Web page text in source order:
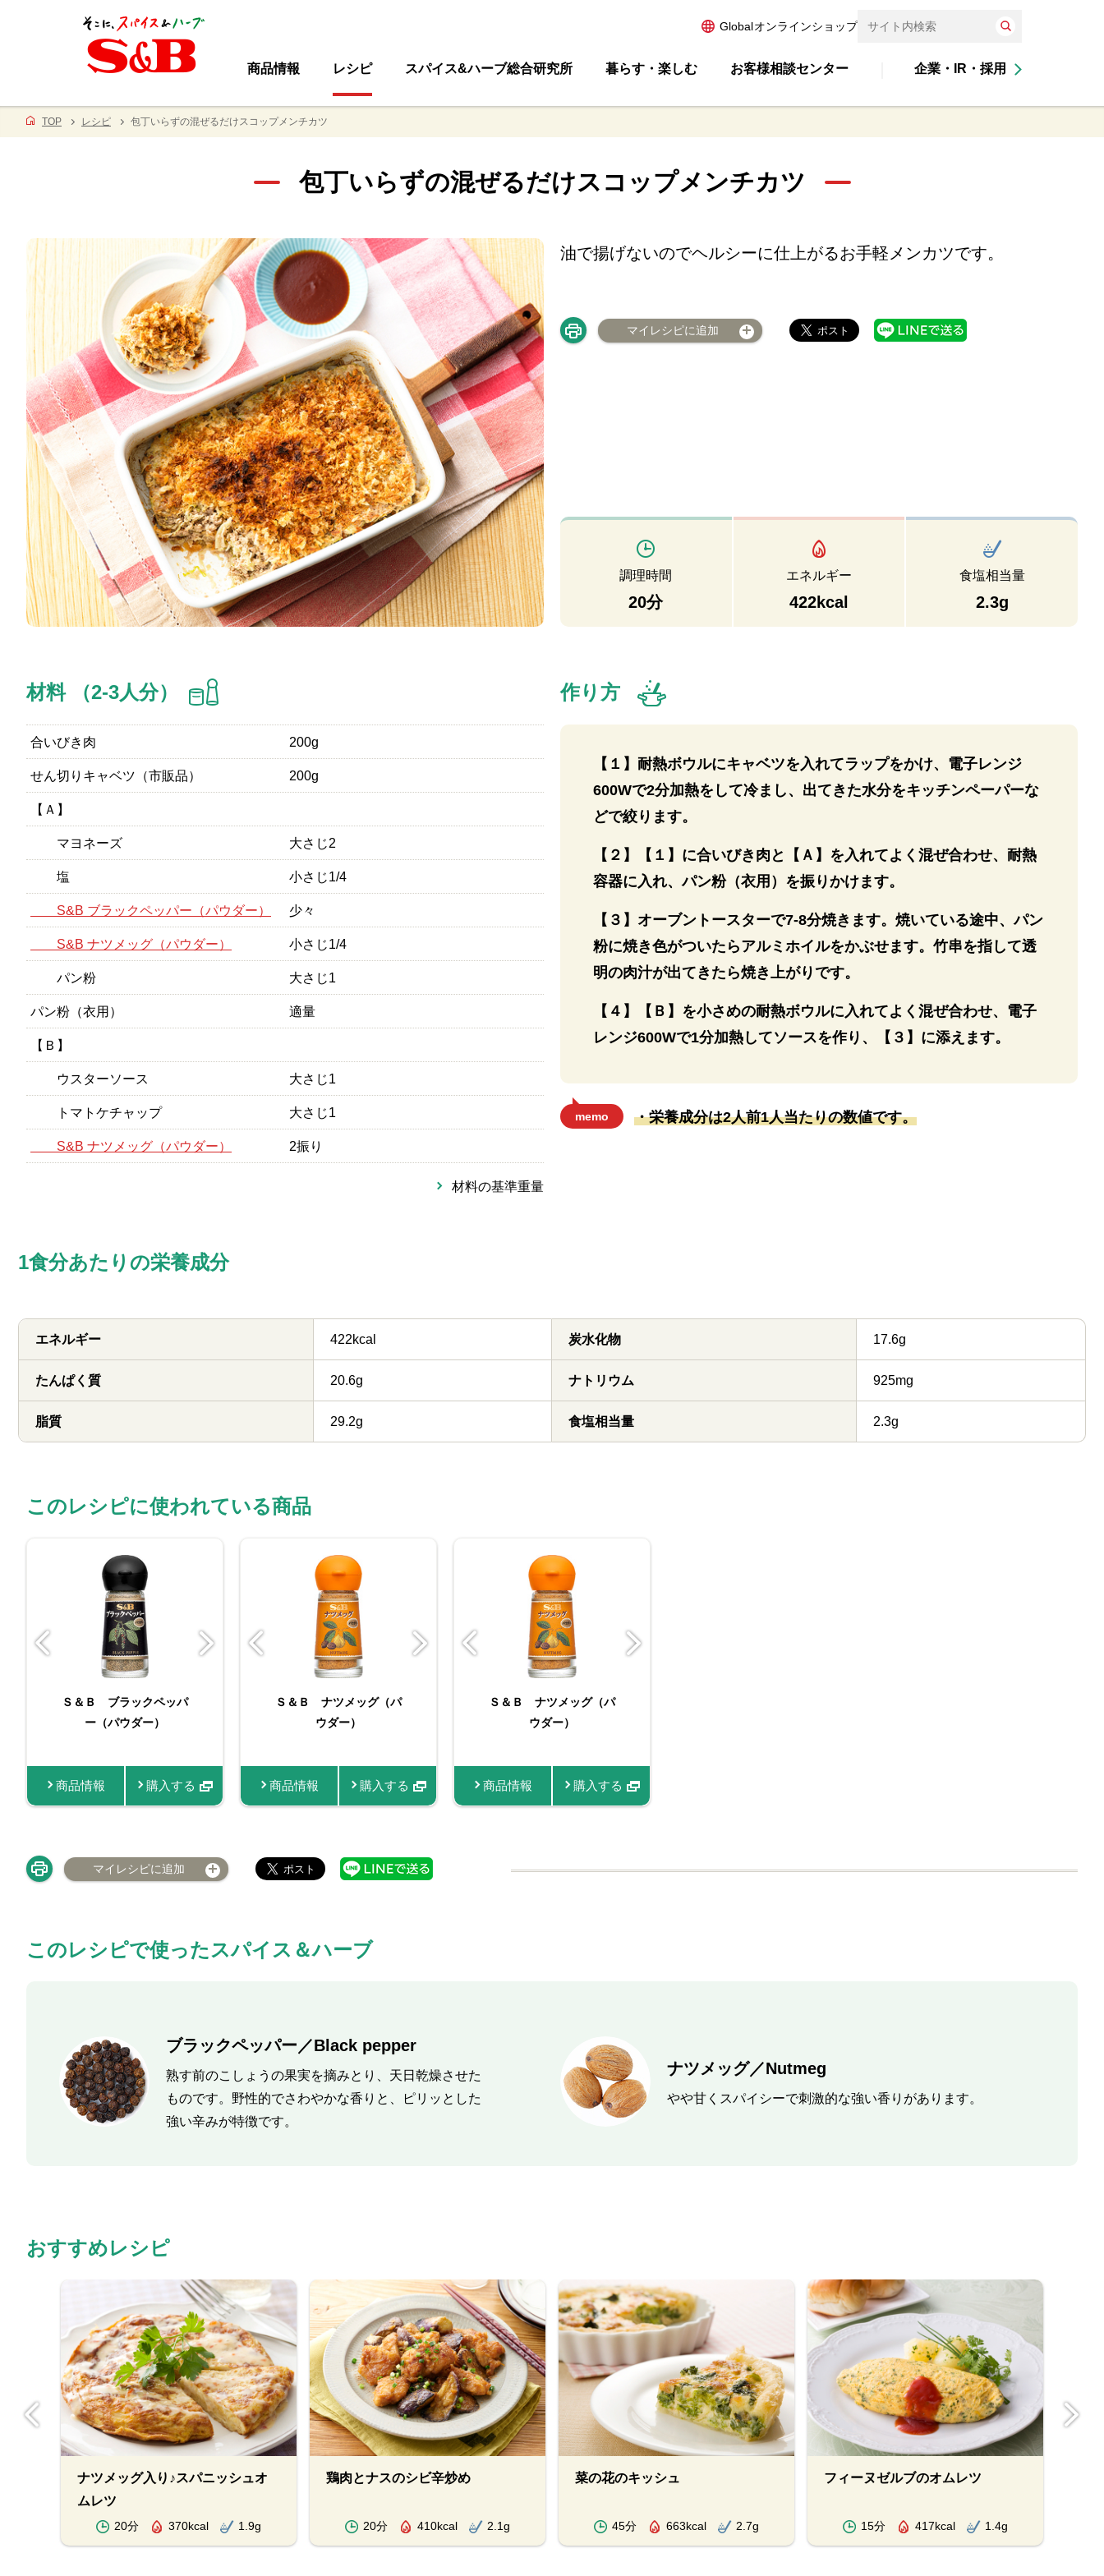
Globalオンラインショップ
商品情報 レシピ スパイス&ハーブ総合研究所 暮らす・楽しむ お客様相談センター 企業・IR・採用
TOP レシピ 包丁いらずの混ぜるだけスコップメンチカツ
包丁いらずの混ぜるだけスコップメンチカツ
油で揚げないのでヘルシーに仕上がるお手軽メンカツです。
マイレシピに追加
調理時間
20分
エネルギー
422kcal
食塩相当量
2.3g
材料 （2-3人分）
合いびき肉 200g
せん切りキャベツ（市販品） 200g
【Ａ】
マヨネーズ 大さじ2
塩 小さじ1/4
S&B ブラックペッパー（パウダー） 少々
S&B ナツメッグ（パウダー） 小さじ1/4
パン粉 大さじ1
パン粉（衣用） 適量
【Ｂ】
ウスターソース 大さじ1
トマトケチャップ 大さじ1
S&B ナツメッグ（パウダー） 2振り
材料の基準重量
作り方
【１】耐熱ボウルにキャベツを入れてラップをかけ、電子レンジ
600Wで2分加熱をして冷まし、出てきた水分をキッチンペーパーな
どで絞ります。
【２】【１】に合いびき肉と【Ａ】を入れてよく混ぜ合わせ、耐熱
容器に入れ、パン粉（衣用）を振りかけます。
【３】オーブントースターで7-8分焼きます。焼いている途中、パン
粉に焼き色がついたらアルミホイルをかぶせます。竹串を指して透
明の肉汁が出てきたら焼き上がりです。
【４】【Ｂ】を小さめの耐熱ボウルに入れてよく混ぜ合わせ、電子
レンジ600Wで1分加熱してソースを作り、【３】に添えます。
memo ・栄養成分は2人前1人当たりの数値です。
1食分あたりの栄養成分
エネルギー 422kcal
たんぱく質 20.6g
脂質 29.2g
炭水化物 17.6g
ナトリウム 925mg
食塩相当量 2.3g
このレシピに使われている商品
Ｓ＆Ｂ ブラックペッパ
ー（パウダー）
商品情報 購入する
Ｓ＆Ｂ 袋入り ブラッ
クペッパー（パウダー）
商品情報 購入する
スマートスパイス ブラ
ックペッパー
商品情報
バリュースパイスナツメ
ッグ
商品情報
Ｓ＆Ｂ ナツメッグ（パ
ウダー）
商品情報 購入する
Ｓ＆Ｂ 袋入り ナツメ
ッグ（パウダー）
商品情報
バリュースパイスナツメ
ッグ
商品情報
Ｓ＆Ｂ ナツメッグ（パ
ウダー）
商品情報 購入する
マイレシピに追加
このレシピで使ったスパイス＆ハーブ
ブラックペッパー／Black pepper
熟す前のこしょうの果実を摘みとり、天日乾燥させた
ものです。野性的でさわやかな香りと、ピリッとした
強い辛みが特徴です。
ナツメッグ／Nutmeg
やや甘くスパイシーで刺激的な強い香りがあります。
おすすめレシピ
ナツメッグ入り♪スパニッシュオ
ムレツ
20分 370kcal 1.9g
鶏肉とナスのシビ辛炒め
20分 410kcal 2.1g
菜の花のキッシュ
45分 663kcal 2.7g
フィーヌゼルブのオムレツ
15分 417kcal 1.4g